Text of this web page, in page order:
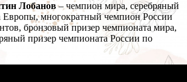
Лобанов– чемпион мира, серебряный
Европы, многократный чемпион России
бронзовый призер чемпионата мира,
призер чемпионата России по